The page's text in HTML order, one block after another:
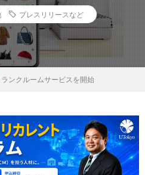
プレスリリースなど
ンクルームサービスを開始